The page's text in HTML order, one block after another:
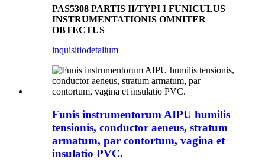
PAS5308 PARTIS II/TYPI I FUNICULUS
INSTRUMENTATIONIS OMNITER
OBTECTUS
inquisitiodetalium
Funis instrumentorum AIPU humilis
tensionis, conductor aeneus, stratum
armatum, par contortum, vagina et
insulatio PVC.